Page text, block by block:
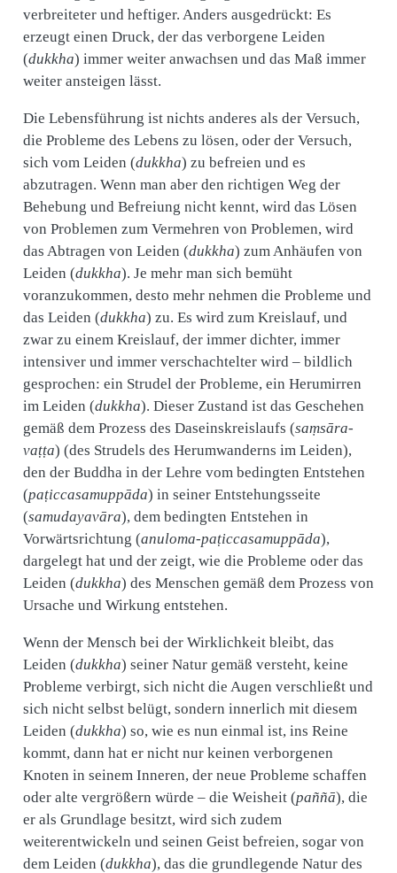
verbreiteter und heftiger. Anders ausgedrückt: Es
erzeugt einen Druck, der das verborgene Leiden
(dukkha) immer weiter anwachsen und das Maß immer
weiter ansteigen lässt.
Die Lebensführung ist nichts anderes als der Versuch,
die Probleme des Lebens zu lösen, oder der Versuch,
sich vom Leiden (dukkha) zu befreien und es
abzutragen. Wenn man aber den richtigen Weg der
Behebung und Befreiung nicht kennt, wird das Lösen
von Problemen zum Vermehren von Problemen, wird
das Abtragen von Leiden (dukkha) zum Anhäufen von
Leiden (dukkha). Je mehr man sich bemüht
voranzukommen, desto mehr nehmen die Probleme und
das Leiden (dukkha) zu. Es wird zum Kreislauf, und
zwar zu einem Kreislauf, der immer dichter, immer
intensiver und immer verschachtelter wird – bildlich
gesprochen: ein Strudel der Probleme, ein Herumirren
im Leiden (dukkha). Dieser Zustand ist das Geschehen
gemäß dem Prozess des Daseinskreislaufs (saṃsāra-
vaṭṭa) (des Strudels des Herumwanderns im Leiden),
den der Buddha in der Lehre vom bedingten Entstehen
(paṭiccasamuppāda) in seiner Entstehungsseite
(samudayavāra), dem bedingten Entstehen in
Vorwärtsrichtung (anuloma-paṭiccasamuppāda),
dargelegt hat und der zeigt, wie die Probleme oder das
Leiden (dukkha) des Menschen gemäß dem Prozess von
Ursache und Wirkung entstehen.
Wenn der Mensch bei der Wirklichkeit bleibt, das
Leiden (dukkha) seiner Natur gemäß versteht, keine
Probleme verbirgt, sich nicht die Augen verschließt und
sich nicht selbst belügt, sondern innerlich mit diesem
Leiden (dukkha) so, wie es nun einmal ist, ins Reine
kommt, dann hat er nicht nur keinen verborgenen
Knoten in seinem Inneren, der neue Probleme schaffen
oder alte vergrößern würde – die Weisheit (paññā), die
er als Grundlage besitzt, wird sich zudem
weiterentwickeln und seinen Geist befreien, sogar von
dem Leiden (dukkha), das die grundlegende Natur des